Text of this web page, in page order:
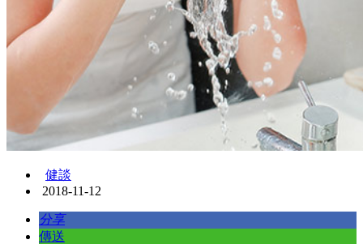
健談
2018-11-12
分享
傳送